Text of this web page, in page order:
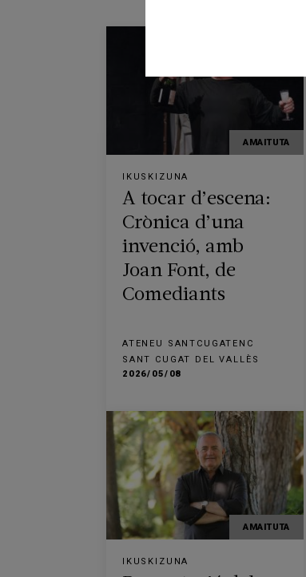
AMAITUTA
IKUSKIZUNA
A tocar d’escena:
Crònica d’una
invenció, amb
Joan Font, de
Comediants
ATENEU SANTCUGATENC
SANT CUGAT DEL VALLÈS
2026/05/08
AMAITUTA
IKUSKIZUNA